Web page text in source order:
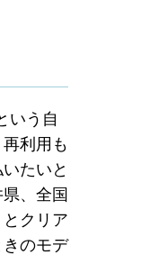
いう自
利用も
たいと
、全国
クリア
のモデ